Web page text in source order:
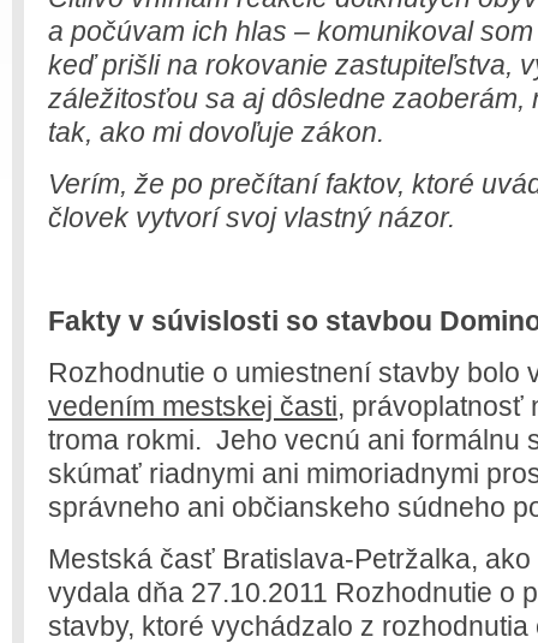
a počúvam ich hlas – komunikoval
keď prišli na rokovanie zastupiteľstva,
záležitosťou sa aj dôsledne
tak, ako mi dovoľuje zákon.
Verím, že po prečítaní faktov, ktoré
človek vytvorí svoj vlastný názor.
Fakty v súvislosti so stavbou
Rozhodnutie o umiestnení stavby bolo
vedením mestskej časti, právoplatnosť
troma rokmi. Jeho vecnú ani formálnu
skúmať riadnymi ani mimoriadnymi
správneho ani občianskeho súdneho
Mestská časť Bratislava-Petržalka,
vydala dňa 27.10.2011 Rozhodnutie o
stavby, ktoré vychádzalo z